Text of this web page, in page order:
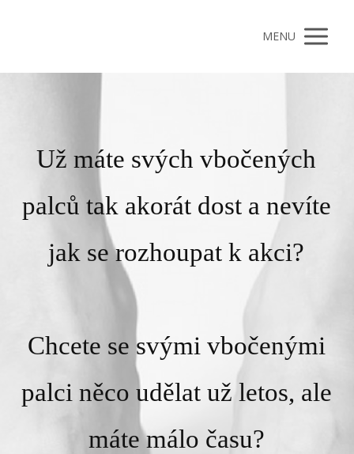
MENU
Už máte svých vbočených
palců tak akorát dost a nevíte
jak se rozhoupat k akci?
Chcete se svými vbočenými
palci něco udělat už letos, ale
máte málo času?